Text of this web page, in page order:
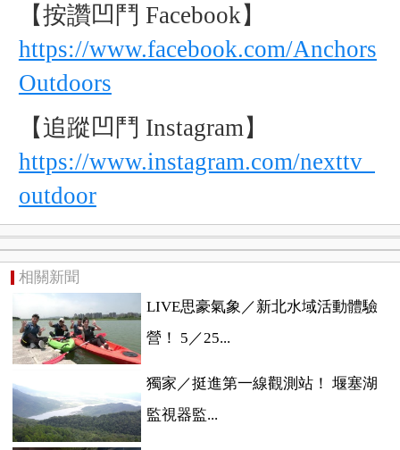
【按讚凹鬥 Facebook】
https://www.facebook.com/Anchors
Outdoors
【追蹤凹鬥 Instagram】
https://www.instagram.com/nexttv_
outdoor
相關新聞
LIVE思豪氣象／新北水域活動體驗
營！ 5／25...
獨家／挺進第一線觀測站！ 堰塞湖
監視器監...